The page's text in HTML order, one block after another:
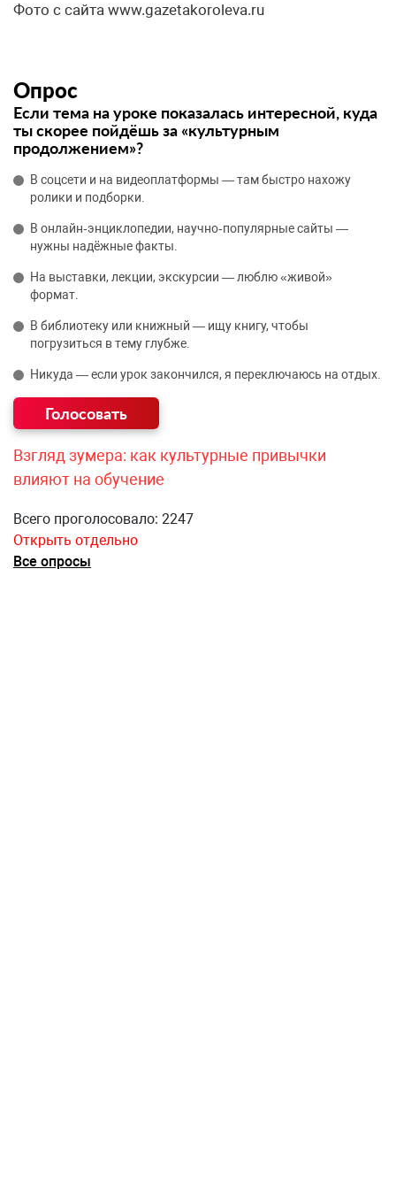
Фото с сайта www.gazetakoroleva.ru
Опрос
Если тема на уроке показалась интересной, куда
ты скорее пойдёшь за «культурным
продолжением»?
В соцсети и на видеоплатформы — там быстро нахожу
ролики и подборки.
В онлайн‑энциклопедии, научно‑популярные сайты —
нужны надёжные факты.
На выставки, лекции, экскурсии — люблю «живой»
формат.
В библиотеку или книжный — ищу книгу, чтобы
погрузиться в тему глубже.
Никуда — если урок закончился, я переключаюсь на отдых.
Взгляд зумера: как культурные привычки
влияют на обучение
Всего проголосовало: 2247
Открыть отдельно
Все опросы